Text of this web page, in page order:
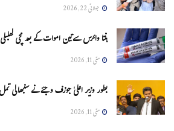
جولائی 22, 2026
ہنتا وائرس سےتین اموات کے بعد مچی کھلبلی
مئی 11, 2026
بطور وزیر اعلیٰ جوزف وجئے نے سنبھالی
مئی 11, 2026